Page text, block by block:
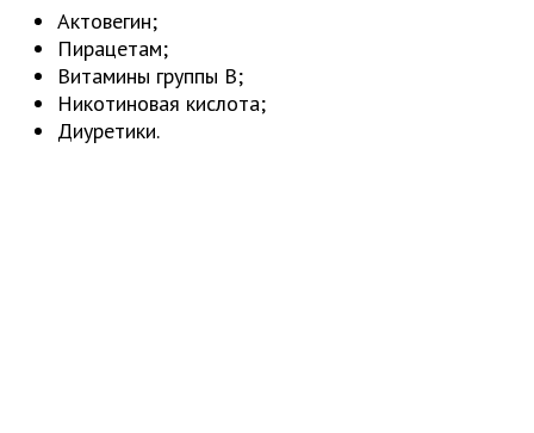
Актовегин;
Пирацетам;
Витамины группы В;
Никотиновая кислота;
Диуретики.